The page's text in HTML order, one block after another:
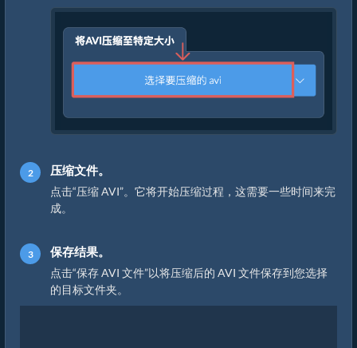
压缩文件。
点击“压缩 AVI”。它将开始压缩过程，这需要一些时间来完
成。
保存结果。
点击“保存 AVI 文件”以将压缩后的 AVI 文件保存到您选择
的目标文件夹。